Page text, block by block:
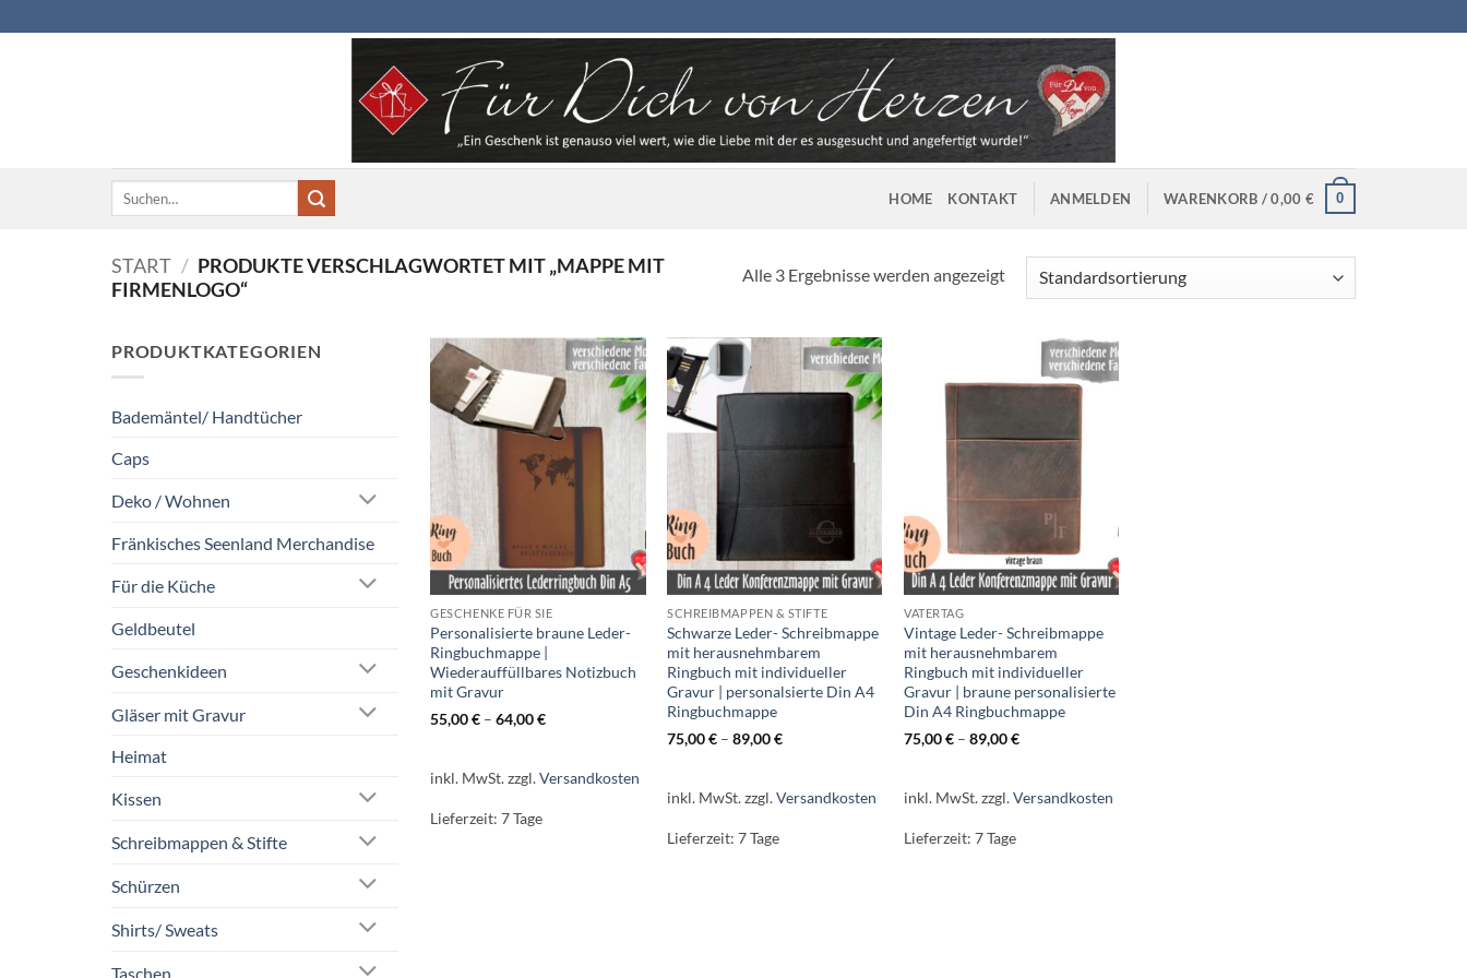
Inhalt
Suchen
HOME KONTAKT ANMELDEN WARENKORB /0,00 € 0
START / PRODUKTE VERSCHLAGWORTET MIT „MAPPE MIT
FIRMENLOGO“
Alle 3 Ergebnisse werden angezeigt
PRODUKTKATEGORIEN
Bademäntel/ Handtücher
Caps
Deko / Wohnen
Fränkisches Seenland Merchandise
Für die Küche
Geldbeutel
Geschenkideen
Gläser mit Gravur
Heimat
Kissen
Schreibmappen & Stifte
Schürzen
Shirts/ Sweats
Taschen
GESCHENKE FÜR SIE
Personalisierte braune Leder-
Ringbuchmappe |
Wiederauffüllbares Notizbuch
mit Gravur
55,00€ –64,00€
inkl. MwSt.zzgl.Versandkosten
Lieferzeit:7 Tage
SCHREIBMAPPEN & STIFTE
Schwarze Leder- Schreibmappe
mit herausnehmbarem
Ringbuch mit individueller
Gravur | personalsierte Din A4
Ringbuchmappe
75,00€ –89,00€
inkl. MwSt.zzgl.Versandkosten
Lieferzeit:7 Tage
VATERTAG
Vintage Leder- Schreibmappe
mit herausnehmbarem
Ringbuch mit individueller
Gravur | braune personalisierte
Din A4 Ringbuchmappe
75,00€ –89,00€
inkl. MwSt.zzgl.Versandkosten
Lieferzeit:7 Tage